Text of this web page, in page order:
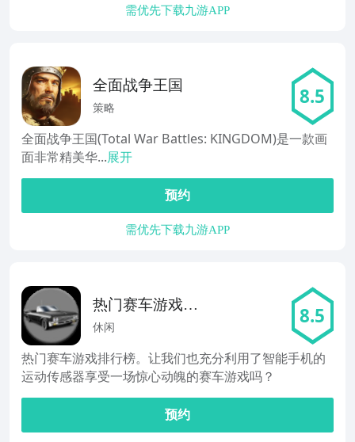
需优先下载九游APP
全面战争王国
策略 8.5
全面战争王国(Total War Battles: KINGDOM)是一款画
面非常精美华...展开
预约
需优先下载九游APP
热门赛车游戏排
名
休闲 8.5
热门赛车游戏排行榜。让我们也充分利用了智能手机的
运动传感器享受一场惊心动魄的赛车游戏吗？
预约